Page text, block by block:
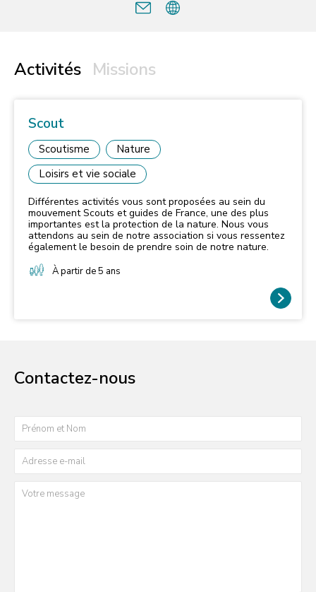
Activités Missions
Scout
Scoutisme
Nature
Loisirs et vie sociale
Différentes activités vous sont proposées au sein du
mouvement Scouts et guides de France, une des plus
importantes est la protection de la nature. Nous vous
attendons au sein de notre association si vous ressentez
également le besoin de prendre soin de notre nature.
À partir de 5 ans
Contactez-nous